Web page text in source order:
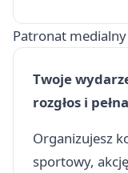
Patronat
Twoje
rozgłos i
Organizujesz
sportowy,